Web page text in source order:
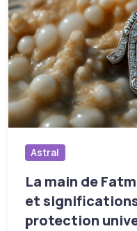
Astral
La main de
et
protection